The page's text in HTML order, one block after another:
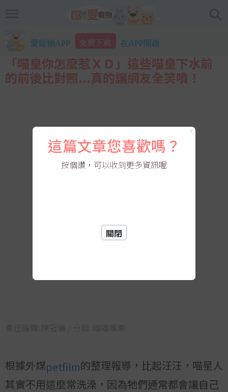
愛寵物APP 免費下載 在APP開啟
「喵皇你怎麼惹ＸＤ」這些喵皇下水前
的前後比對照...真的讓網友全笑噴！
責任編輯: 陳冠倫 / 分類: 喵喵娛樂
根據外媒petfilm的整理報導，比起汪汪，喵星人
其實不用這麼常洗澡，因為牠們通常都會讓自己
X
這篇文章您喜歡嗎？
按個讚，可以收到更多資訊喔
關閉